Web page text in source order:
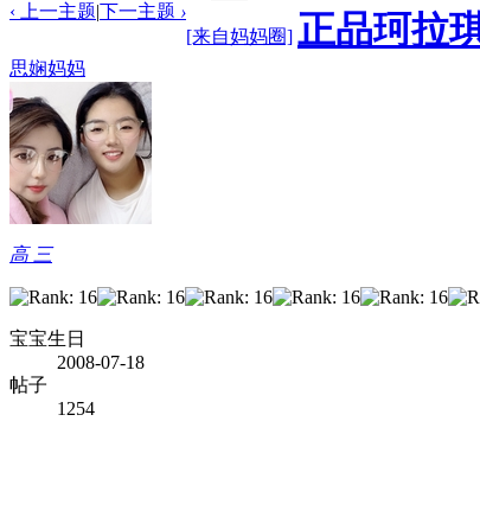
‹ 上一主题|下一主题 ›
[来自妈妈圈] 正品珂拉
思娴妈妈
高 三
宝宝生日
2008-07-18
帖子
1254